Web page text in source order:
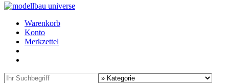
Warenkorb
Konto
Merkzettel